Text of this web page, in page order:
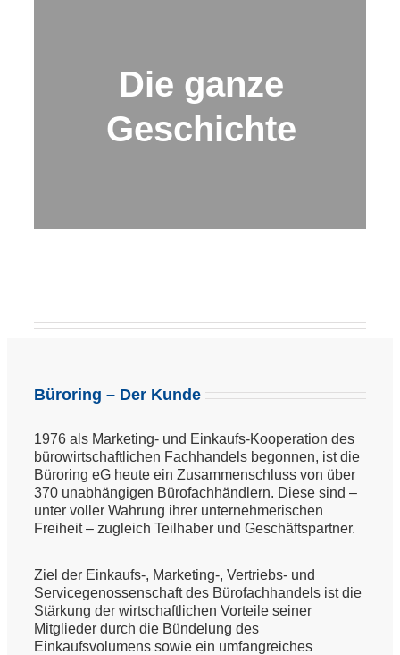
Die ganze
Geschichte
Büroring – Der Kunde
1976 als Marketing- und Einkaufs-Kooperation des
bürowirtschaftlichen Fachhandels begonnen, ist die
Büroring eG heute ein Zusammenschluss von über
370 unabhängigen Bürofachhändlern. Diese sind –
unter voller Wahrung ihrer unternehmerischen
Freiheit – zugleich Teilhaber und Geschäftspartner.
Ziel der Einkaufs-, Marketing-, Vertriebs- und
Servicegenossenschaft des Bürofachhandels ist die
Stärkung der wirtschaftlichen Vorteile seiner
Mitglieder durch die Bündelung des
Einkaufsvolumens sowie ein umfangreiches